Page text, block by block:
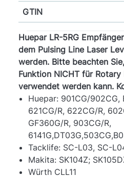
GTIN
Huepar LR-5RG
dem Pulsing Line Laser
werden. Bitte beachten
Funktion NICHT für Rotary
verwendet werden kann.
Huepar: 901CG/902CG,
621CG/R, 622CG/R,
GF360G/R, 903CG/R,
Tacklife: SC-L03, SC-
Makita: SK104Z;
Würth CLL11